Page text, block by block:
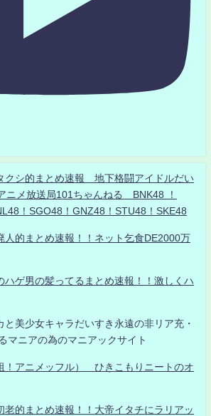
シ的まとめ速報 地下格闘アイドルだい
メ放送局101ちゃんねる BNK48 ！
！SGO48！GNZ48！STU48！SKE48
人的まとめ速報！！ネット乞食DE2000万
ハゲ男の髪ってるまとめ速報！！激しくハ
と美少女キャラだいすき永遠の非リア充・
マニアの為のマニアックサイト
！アニメッフル） ひきこもりニートのオ
老的まとめ速報！！大帝イタチにラリアッ